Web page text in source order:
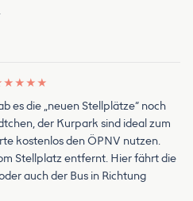
★ ★ ★ ★
es die „neuen Stellplätze“ noch
der Kurpark sind ideal zum
kostenlos den ÖPNV nutzen.
Stellplatz entfernt. Hier fährt die
auch der Bus in Richtung